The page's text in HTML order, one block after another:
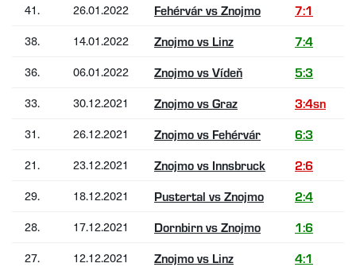
41.
26.01.2022 Fehérvár vs Znojmo 7:1
38.
14.01.2022 Znojmo vs Linz 7:4
36.
06.01.2022 Znojmo vs Vídeň 5:3
33.
30.12.2021 Znojmo vs Graz 3:4sn
31.
26.12.2021 Znojmo vs Fehérvár 6:3
21.
23.12.2021 Znojmo vs Innsbruck 2:6
29.
18.12.2021 Pustertal vs Znojmo 2:4
28.
17.12.2021 Dornbirn vs Znojmo 1:6
27.
12.12.2021 Znojmo vs Linz 4:1